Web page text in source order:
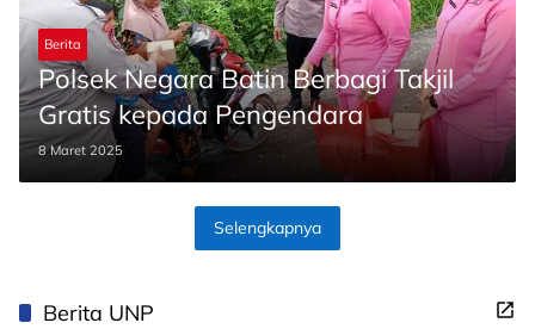
Berita
Polsek Negara Batin Berbagi Takjil
Gratis kepada Pengendara
8 Maret 2025
Selengkapnya
Berita UNP